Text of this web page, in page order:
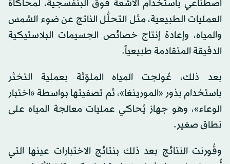
اصطناعي باستخدام الأشعة فوق البنفسجية، لمحاكاة
العمليات الطبيعية، مثل التحلُّل الناتج عن ضوء الشمس
والمياه، وإعادة إنتاج خصائص الجسيمات البلاستيكية
الدقيقة المتقادمة طبيعياً.
بعد ذلك، عُولجت المياه الملوّثة بعملية التخثر
باستخدام بذور «المورينغا»، ثم تصفيتها بواسطة «اختبار
الوعاء»، وهو جهاز يُحاكي عمليات معالجة المياه على
نطاق صغير.
وقُورنت النتائج بعد ذلك بنتائج الاختبارات عينها التي